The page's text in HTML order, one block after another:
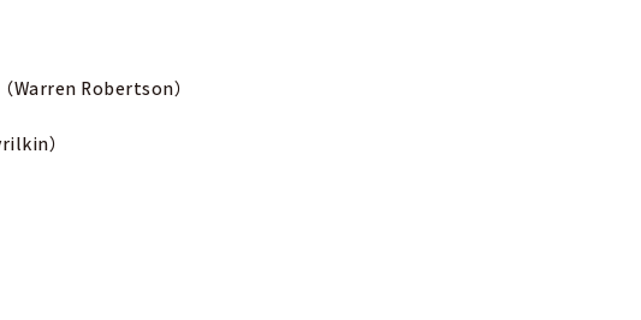
Warren Robertson）
）